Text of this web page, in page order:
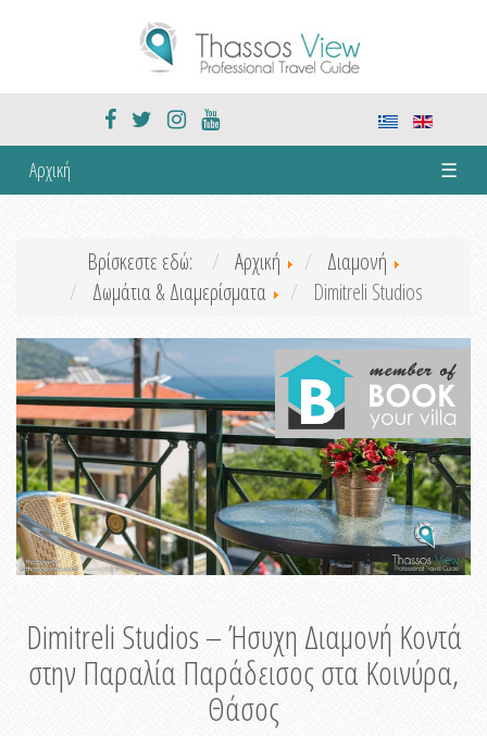
Αρχική ☰
Βρίσκεστε εδώ: Αρχική
Διαμονή
Δωμάτια & Διαμερίσματα
Dimitreli Studios
Dimitreli Studios – Ήσυχη Διαμονή Κοντά
στην Παραλία Παράδεισος στα Κοινύρα,
Θάσος